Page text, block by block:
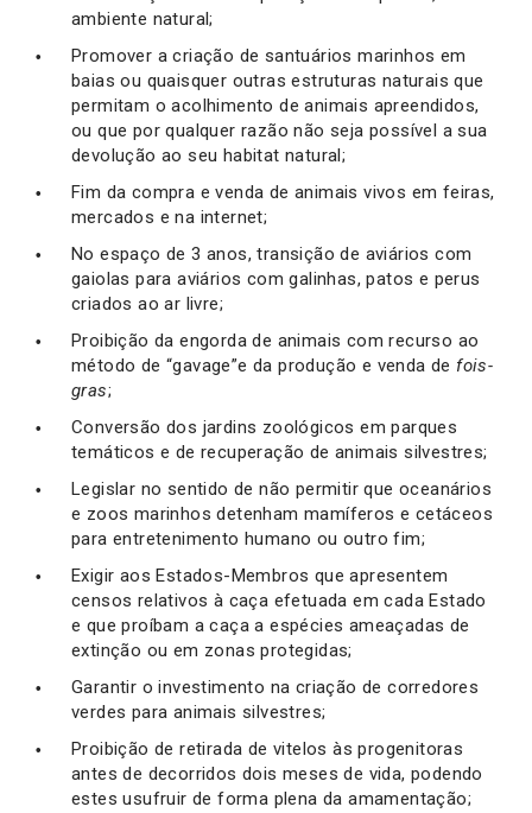
ambiente natural;
Promover a criação de santuários marinhos em
baias ou quaisquer outras estruturas naturais que
permitam o acolhimento de animais apreendidos,
ou que por qualquer razão não seja possível a sua
devolução ao seu habitat natural;
Fim da compra e venda de animais vivos em feiras,
mercados e na internet;
No espaço de 3 anos, transição de aviários com
gaiolas para aviários com galinhas, patos e perus
criados ao ar livre;
Proibição da engorda de animais com recurso ao
método de “gavage”e da produção e venda de fois-
gras;
Conversão dos jardins zoológicos em parques
temáticos e de recuperação de animais silvestres;
Legislar no sentido de não permitir que oceanários
e zoos marinhos detenham mamíferos e cetáceos
para entretenimento humano ou outro fim;
Exigir aos Estados-Membros que apresentem
censos relativos à caça efetuada em cada Estado
e que proíbam a caça a espécies ameaçadas de
extinção ou em zonas protegidas;
Garantir o investimento na criação de corredores
verdes para animais silvestres;
Proibição de retirada de vitelos às progenitoras
antes de decorridos dois meses de vida, podendo
estes usufruir de forma plena da amamentação;